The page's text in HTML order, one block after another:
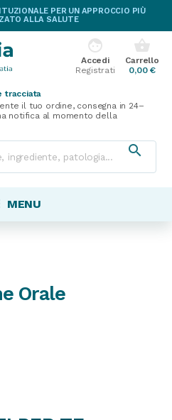
PER UN APPROCCIO PIÙ
ALLA SALUTE
shopping_basket
Carrello
0,00 €
face
Accedi
Registrati
tracciata
il tuo ordine, consegna in 24–
notifica al momento della

MENU
Orale